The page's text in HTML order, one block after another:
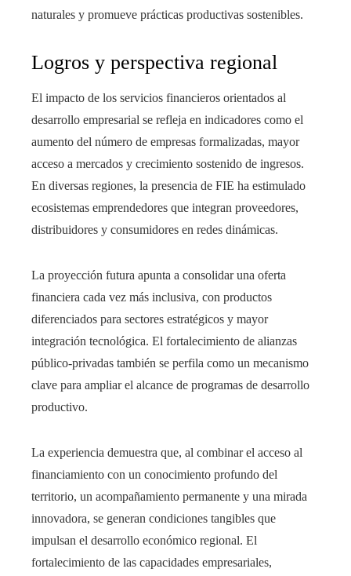
naturales y promueve prácticas productivas sostenibles.
Logros y perspectiva regional
El impacto de los servicios financieros orientados al
desarrollo empresarial se refleja en indicadores como el
aumento del número de empresas formalizadas, mayor
acceso a mercados y crecimiento sostenido de ingresos.
En diversas regiones, la presencia de FIE ha estimulado
ecosistemas emprendedores que integran proveedores,
distribuidores y consumidores en redes dinámicas.
La proyección futura apunta a consolidar una oferta
financiera cada vez más inclusiva, con productos
diferenciados para sectores estratégicos y mayor
integración tecnológica. El fortalecimiento de alianzas
público-privadas también se perfila como un mecanismo
clave para ampliar el alcance de programas de desarrollo
productivo.
La experiencia demuestra que, al combinar el acceso al
financiamiento con un conocimiento profundo del
territorio, un acompañamiento permanente y una mirada
innovadora, se generan condiciones tangibles que
impulsan el desarrollo económico regional. El
fortalecimiento de las capacidades empresariales,